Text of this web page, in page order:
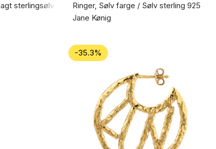
sterlingsølv 925
Ringer, Sølv farge / Sølv sterling 925
Jane Kønig
-35.3%